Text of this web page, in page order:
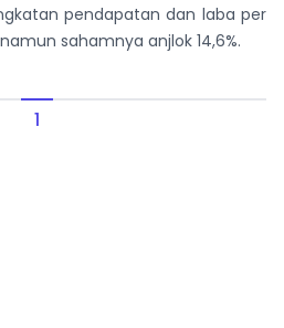
pendapatan dan laba per
sahamnya anjlok 14,6%.
1